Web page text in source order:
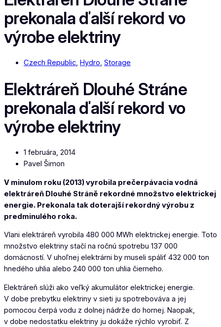
prekonala ďalší rekord vo
výrobe elektriny
Czech Republic, Hydro, Storage
Elektráreň Dlouhé Stráne
prekonala ďalší rekord vo
výrobe elektriny
1 februára, 2014
Pavel Šimon
V minulom roku (2013) vyrobila prečerpávacia vodná
elektráreň Dlouhé Stráně rekordné množstvo elektrickej
energie. Prekonala tak doterajší rekordný výrobu z
predminulého roka.
Vlani elektráreň vyrobila 480 000 MWh elektrickej energie. Toto
množstvo elektriny stačí na ročnú spotrebu 137 000
domácností. V uhoľnej elektrárni by museli spáliť 432 000 ton
hnedého uhlia alebo 240 000 ton uhlia čierneho.
Elektráreň slúži ako veľký akumulátor elektrickej energie.
V dobe prebytku elektriny v sieti ju spotrebováva a jej
pomocou čerpá vodu z dolnej nádrže do hornej. Naopak,
v dobe nedostatku elektriny ju dokáže rýchlo vyrobiť. Z